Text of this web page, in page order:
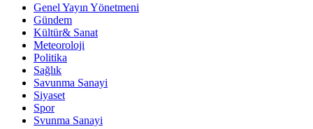
Genel Yayın Yönetmeni
Gündem
Kültür& Sanat
Meteoroloji
Politika
Sağlık
Savunma Sanayi
Siyaset
Spor
Svunma Sanayi